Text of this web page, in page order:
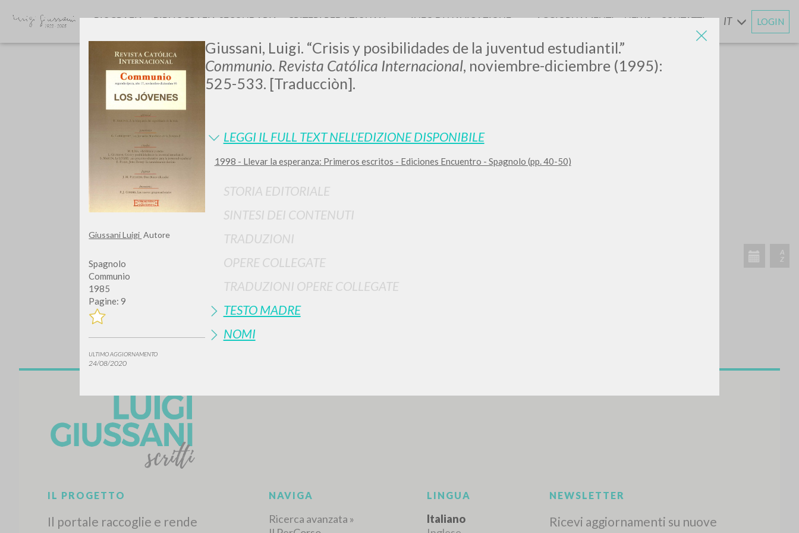
Giussani Luigi Autore
Spagnolo
Communio
1985
Pagine: 9
ULTIMO AGGIORNAMENTO
24/08/2020
Giussani, Luigi. “Crisis y posibilidades de la juventud estudiantil.”
Communio. Revista Católica Internacional, noviembre-diciembre (1995):
525-533. [Traducciòn].
LEGGI IL FULL TEXT NELL'EDIZIONE DISPONIBILE
1998 - Llevar la esperanza: Primeros escritos - Ediciones Encuentro - Spagnolo (pp. 40-50)
STORIA EDITORIALE
SINTESI DEI CONTENUTI
TRADUZIONI
OPERE COLLEGATE
TRADUZIONI OPERE COLLEGATE
TESTO MADRE
NOMI
LUIGI
GIUSSANI
scritti
BIOGRAFIA BIBLIOGRAFIA SECONDARIA CRITERI REDAZIONALI INFO DI NAVIGAZIONE AGGIORNAMENTIENEWS CONTATTI IT LOGIN
TIPOLOGIA OPERA